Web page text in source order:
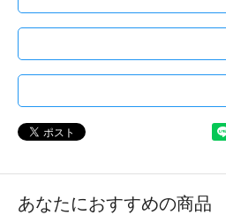
あなたにおすすめの商品